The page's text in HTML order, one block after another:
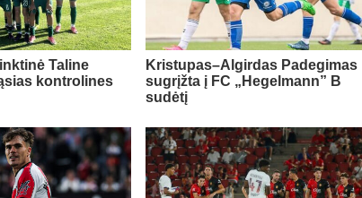
Taline
kontrolines
Kristupas–Algirdas Padegimas
sugrįžta į FC „Hegelmann” B
sudėtį